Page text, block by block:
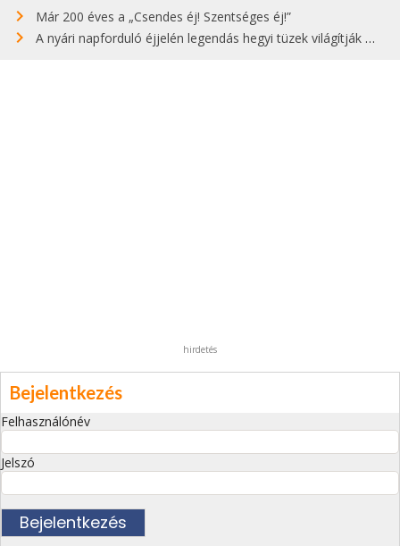
Már 200 éves a „Csendes éj! Szentséges éj!”
A nyári napforduló éjjelén legendás hegyi tüzek világítják meg Zugspitzét
hirdetés
Bejelentkezés
Felhasználónév
Jelszó